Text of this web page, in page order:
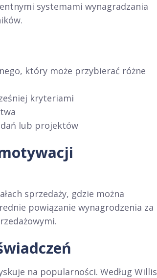
systemami wynagradzania
który może przybierać różne
kryteriami
lub projektów
sprzedaży, gdzie można
powiązanie wynagrodzenia za
na popularności. Według Willis